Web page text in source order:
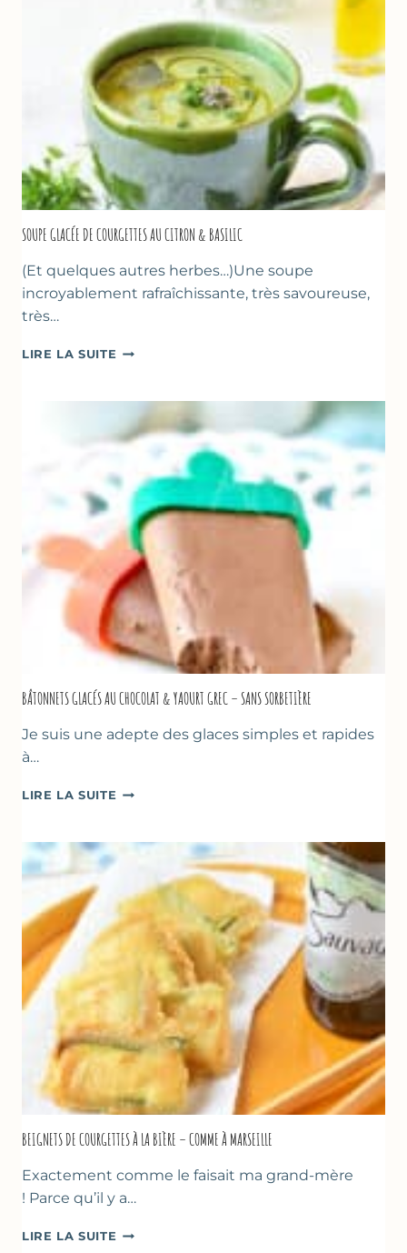
D’ORANGER
SOUPE GLACÉE DE COURGETTES AU CITRON & BASILIC
(Et quelques autres herbes…)Une soupe
incroyablement rafraîchissante, très savoureuse,
très…
LIRE LA SUITE SOUPE
COURGETTES
AU
CITRON
BASILIC
BÂTONNETS GLACÉS AU CHOCOLAT & YAOURT GREC – SANS SORBETIÈRE
Je suis une adepte des glaces simples et rapides
à…
LIRE LA SUITE BÂTONNETS
CHOCOLAT
YAOURT
GREC
–
SANS
SORBETIÈRE
BEIGNETS DE COURGETTES À LA BIÈRE – COMME À MARSEILLE
Exactement comme le faisait ma grand-mère
! Parce qu’il y a…
LIRE LA SUITE BEIGNETS